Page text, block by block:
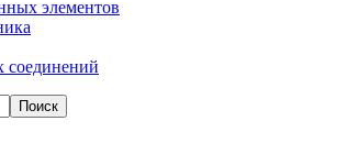
элементов
соединений